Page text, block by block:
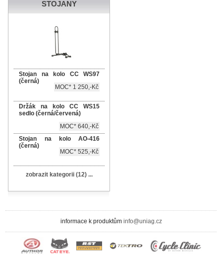
STOJANY
Stojan na kolo CC WS97
(černá)
MOC* 1 250,-Kč
Držák na kolo CC WS15
sedlo (černá/červená)
MOC* 640,-Kč
Stojan na kolo AO-416
(černá)
MOC* 525,-Kč
zobrazit kategorii (12) ...
informace k produktům info@uniag.cz